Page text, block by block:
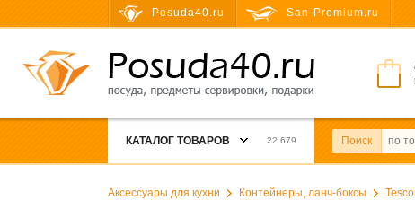
Posuda40.ru San-Premium.ru
КАТАЛОГ ТОВАРОВ 22 679 Поиск
Аксессуары для кухни Контейнеры, ланч-боксы